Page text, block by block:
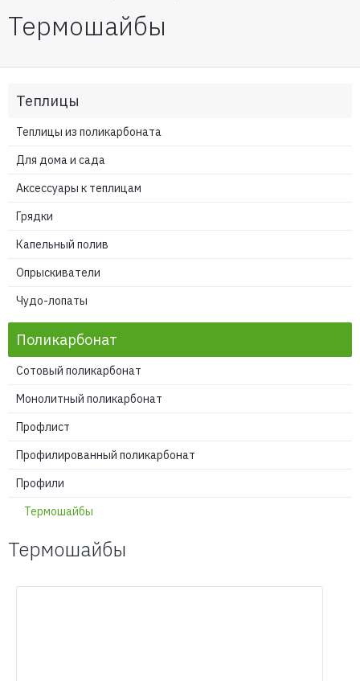
Термошайбы
Теплицы
Теплицы из поликарбоната
Для дома и сада
Аксессуары к теплицам
Грядки
Капельный полив
Опрыскиватели
Чудо-лопаты
Поликарбонат
Сотовый поликарбонат
Монолитный поликарбонат
Профлист
Профилированный поликарбонат
Профили
Термошайбы
Термошайбы